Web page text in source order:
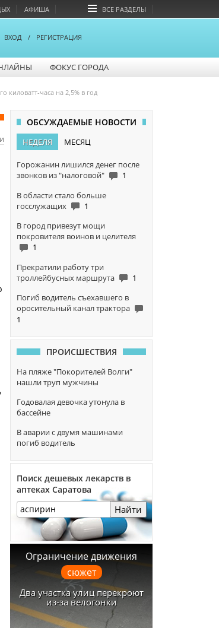
АФИША ВСЕ РАЗДЕЛЫ
ВХОД / РЕГИСТРАЦИЯ
ФОКУС ГОРОДА
киловатт-часа на 2,5% в год
ОБСУЖДАЕМЫЕ НОВОСТИ
НЕДЕЛЯ МЕСЯЦ
Горожанин лишился денег после
звонков из "налоговой"
1
В области стало больше
госслужащих
1
В город привезут мощи
покровителя воинов и целителя
1
Прекратили работу три
троллейбусных маршрута
1
Погиб водитель съехавшего в
оросительный канал трактора
1
ПРОИСШЕСТВИЯ
На пляже "Покорителей Волги"
нашли труп мужчины
Годовалая девочка утонула в
бассейне
В аварии с двумя машинами
погиб водитель
Поиск дешевых лекарств в
аптеках Саратова
Найти
Ограничение движения
сюжет
Два участка улиц перекроют
из-за велогонки